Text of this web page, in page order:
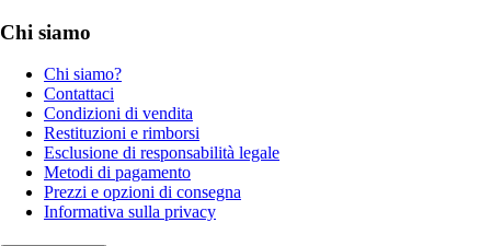
Chi siamo
Chi siamo?
Contattaci
Condizioni di vendita
Restituzioni e rimborsi
Esclusione di responsabilità legale
Metodi di pagamento
Prezzi e opzioni di consegna
Informativa sulla privacy